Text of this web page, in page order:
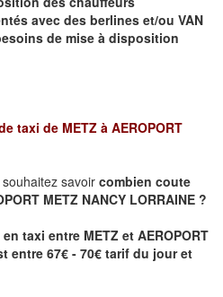
avec des berlines et/ou VAN
de mise à disposition
taxi de METZ à AEROPORT
savoir combien coute
METZ NANCY LORRAINE ?
taxi entre METZ et AEROPORT
entre 67€ - 70€ tarif du jour et